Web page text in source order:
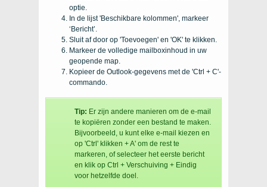
optie.
In de lijst 'Beschikbare kolommen', markeer
‘Bericht’.
Sluit af door op 'Toevoegen' en 'OK' te klikken.
Markeer de volledige mailboxinhoud in uw
geopende map.
Kopieer de Outlook-gegevens met de 'Ctrl + C'-
commando.
Tip: Er zijn andere manieren om de e-mail
te kopiëren zonder een bestand te maken.
Bijvoorbeeld, u kunt elke e-mail kiezen en
op 'Ctrl' klikken + A' om de rest te
markeren, of selecteer het eerste bericht
en klik op Ctrl + Verschuiving + Eindig
voor hetzelfde doel.